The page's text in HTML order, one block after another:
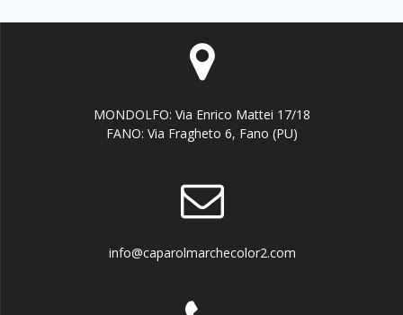
MONDOLFO: Via Enrico Mattei 17/18
FANO: Via Fragheto 6, Fano (PU)
info@caparolmarchecolor2.com